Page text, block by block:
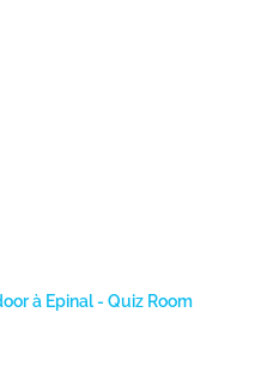
à Epinal - Quiz Room